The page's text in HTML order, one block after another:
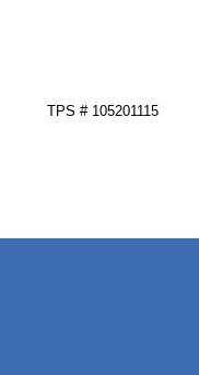
TPS # 105201115